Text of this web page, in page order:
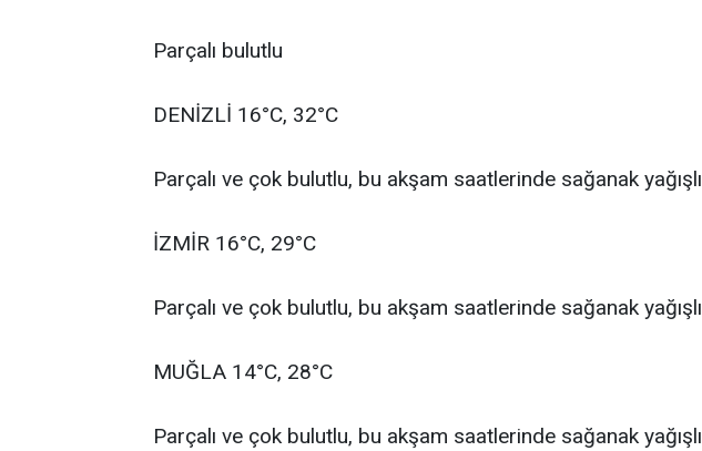
Parçalı bulutlu
DENİZLİ 16°C, 32°C
Parçalı ve çok bulutlu, bu akşam saatlerinde sağanak yağışlı
İZMİR 16°C, 29°C
Parçalı ve çok bulutlu, bu akşam saatlerinde sağanak yağışlı
MUĞLA 14°C, 28°C
Parçalı ve çok bulutlu, bu akşam saatlerinde sağanak yağışlı